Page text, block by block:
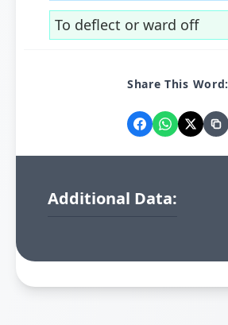
To deflect or ward off
Share This Word:
Additional Data: